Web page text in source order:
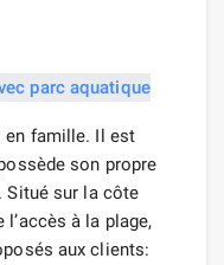
en famille. Il est
son propre
Situé sur la côte
à la plage,
aux clients: